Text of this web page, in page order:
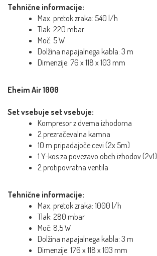
Tehnične informacije:
Max. pretok zraka: 540 l/h
Tlak: 220 mbar
Moč: 5 W
Dolžina napajalnega kabla: 3 m
Dimenzije: 76 x 118 x 103 mm
Eheim Air 1000
Set vsebuje set vsebuje:
Kompresor z dvema izhodoma
2 prezračevalna kamna
10 m pripadajoče cevi (2x 5m)
1 Y-kos za povezavo obeh izhodov (2v1)
2 protipovratna ventila
Tehnične informacije:
Max. pretok zraka: 1000 l/h
Tlak: 280 mbar
Moč: 8,5 W
Dolžina napajalnega kabla: 3 m
Dimenzije: 176 x 118 x 103 mm